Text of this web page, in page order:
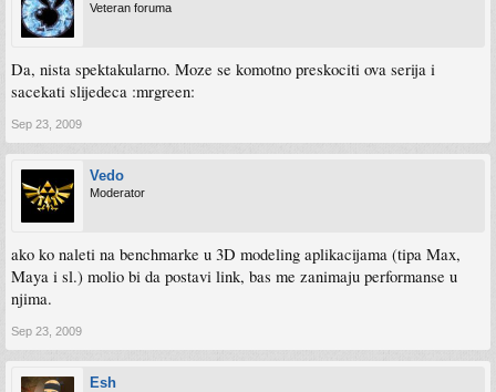
Veteran foruma
Da, nista spektakularno. Moze se komotno preskociti ova serija i
sacekati slijedeca :mrgreen:
Sep 23, 2009
Vedo
Moderator
ako ko naleti na benchmarke u 3D modeling aplikacijama (tipa Max,
Maya i sl.) molio bi da postavi link, bas me zanimaju performanse u
njima.
Sep 23, 2009
Esh